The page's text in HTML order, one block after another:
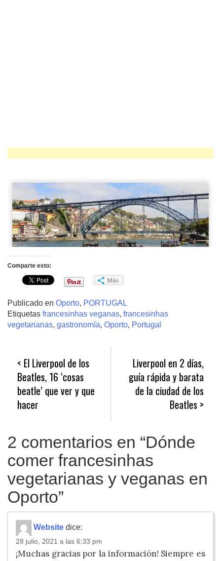
Comparte esto:
Más
Publicado en Oporto, PORTUGAL
Etiquetas francesinhas veganas, francesinhas
vegetarianas, gastronomía, Oporto, Portugal
Navegación
de
entradas
El Liverpool de los
Beatles, 16 ‘cosas
beatle’ que ver y que
hacer
Liverpool en 2 días,
guía rápida y barata
de la ciudad de los
Beatles
2 comentarios en “Dónde
comer francesinhas
vegetarianas y veganas en
Oporto”
Website dice:
28 julio, 2021 a las 6:33 pm
¡Muchas gracias por la información! Siempre es